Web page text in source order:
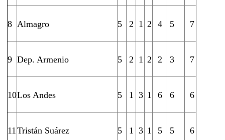
8 Almagro 5 2 1 2 4 5 7
9 Dep. Armenio 5 2 1 2 2 3 7
10Los Andes 5 1 3 1 6 6 6
11 Tristán Suárez 5 1 3 1 5 5 6